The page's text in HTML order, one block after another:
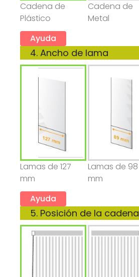
Cadena de
Plástico
Cadena de
Metal
Ayuda
4. Ancho de lama
Lamas de 127
mm
Lamas de 98
mm
Ayuda
5. Posición de la cadena